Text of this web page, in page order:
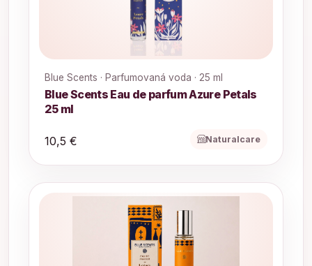
Blue Scents · Parfumovaná voda · 25 ml
Blue Scents Eau de parfum Azure Petals
25 ml
10,5 € Naturalcare